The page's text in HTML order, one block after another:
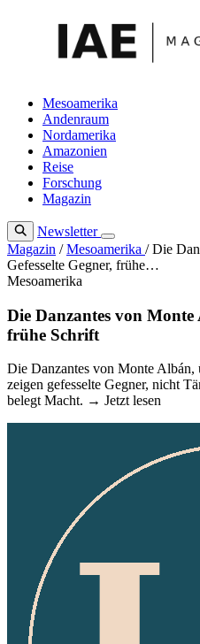
Mesoamerika
Andenraum
Nordamerika
Amazonien
Reise
Forschung
Magazin
Newsletter
Magazin / Mesoamerika / Die
Gefesselte Gegner, frühe…
Mesoamerika
Die Danzantes von Monte
frühe Schrift
Die Danzantes von Monte Albán,
zeigen gefesselte Gegner, nicht
belegt Macht. → Jetzt lesen